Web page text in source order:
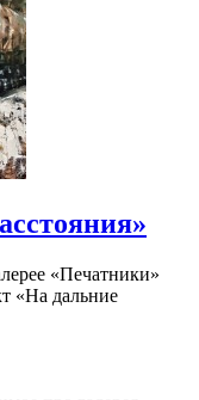
«Печатники»
«На дальние